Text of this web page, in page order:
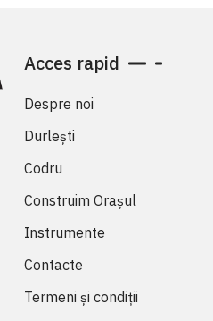
Acces rapid
Despre noi
Durlești
Codru
Construim Orașul
Instrumente
Contacte
Termeni și condiții